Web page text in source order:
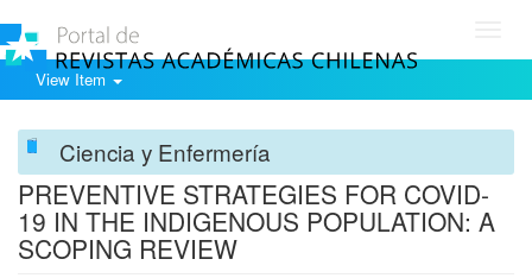
View Item
Ciencia y Enfermería
PREVENTIVE STRATEGIES FOR COVID-
19 IN THE INDIGENOUS POPULATION: A
SCOPING REVIEW